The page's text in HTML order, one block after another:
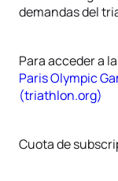
demandas del
Para acceder a
Paris Olympic
(triathlon.org)
Cuota de